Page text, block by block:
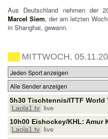
Aus Deutschland nehmen der
Marcel Siem, der am letzten
in Shanghai, gewann.
MITTWOCH,
5h30 Tischtennis/ITTF World
Laola1.tv live
10h00 Eishockey/KHL: Amur
Laola1.tv live